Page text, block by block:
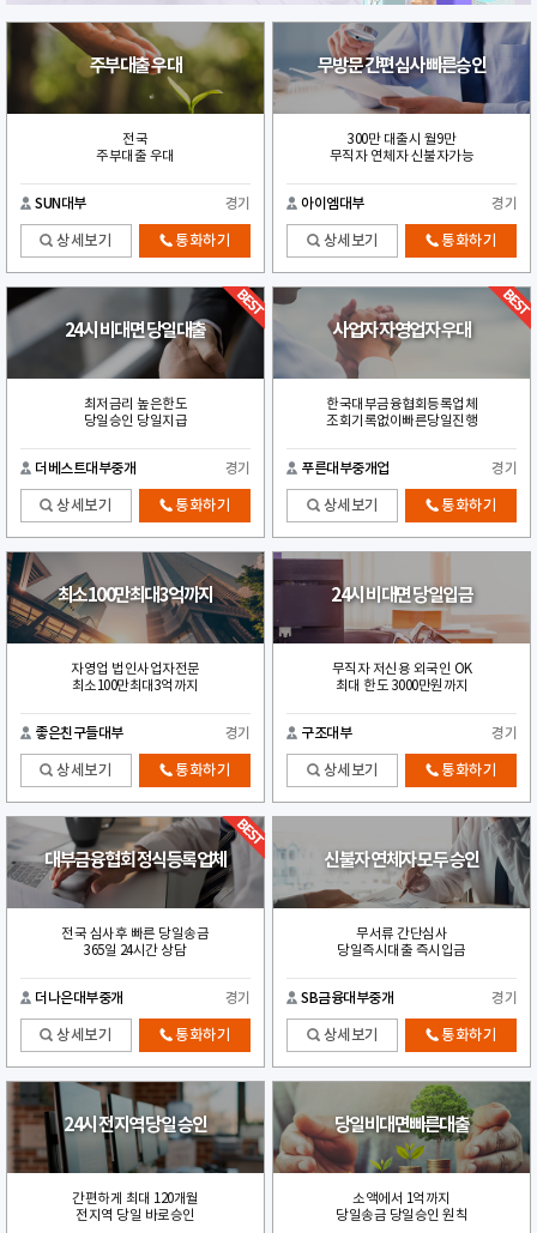
주부대출 우대
전국
주부대출 우대
SUN대부 경기
상세보기 통화하기
무방문 간편심사 빠른승인
300만 대출시 월9만
무직자 연체자 신불자가능
아이엠대부 경기
상세보기 통화하기
24시 비대면 당일대출
최저금리 높은한도
당일승인 당일지급
더베스트대부중개 경기
상세보기 통화하기
사업자 자영업자 우대
한국대부금융협회등록업체
조회기록없이빠른당일진행
푸른대부중개업 경기
상세보기 통화하기
최소100만최대3억까지
자영업 법인사업자전문
최소100만최대3억까지
좋은친구들대부 경기
상세보기 통화하기
24시 비대면 당일입금
무직자 저신용 외국인 OK
최대 한도 3000만원까지
구조대부 경기
상세보기 통화하기
대부금융협회 정식등록업체
전국 심사후 빠른 당일송금
365일 24시간 상담
더나은대부중개 경기
상세보기 통화하기
신불자 연체자 모두 승인
무서류 간단심사
당일즉시대출 즉시입금
SB금융대부중개 경기
상세보기 통화하기
24시 전지역 당일 승인
간편하게 최대 120개월
전지역 당일 바로승인
당일비대면빠른대출
소액에서 1억까지
당일송금 당일승인 원칙